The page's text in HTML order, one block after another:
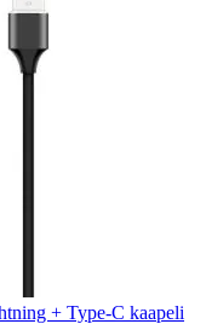
+ Type-C kaapeli